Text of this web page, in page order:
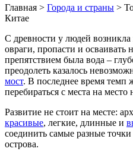
Главная > Города и страны >
Китае
С древности у людей возникла
овраги, пропасти и
препятствием была вода –
преодолеть казалось
мост. В последнее время темп
перебираться с места на
Развитие не стоит на месте:
красивые, легкие, длинные и
соединить самые разные
острова.